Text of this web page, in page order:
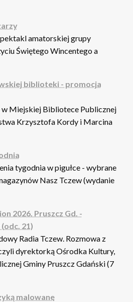
amatorskiej grupy
Świętego Wincentego a
biblioteki - promocja
Miejskiej Bibliotece Publicznej
Krzysztofa Kordy i Marcina
tygodnia w pigułce - wybrane
Nasz Tczew (wydanie
2026. Pruszcz Gd. -
21)
Radia Tczew. Rozmowa z
dyrektorką Ośrodka Kultury,
Gminy Pruszcz Gdański (7
malowane